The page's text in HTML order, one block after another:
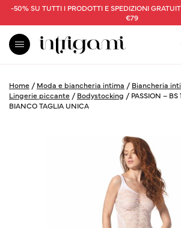
-50% SU TUTTI I PRODOTTI E SPEDIZIONI
€79
Home / Moda e biancheria intima / Biancheria
Lingerie piccante / Bodystocking / PASSION –
BIANCO TAGLIA UNICA